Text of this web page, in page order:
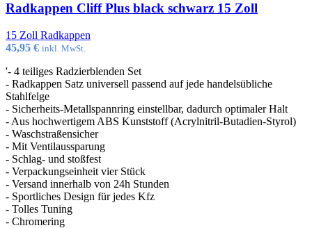
Radkappen Cliff Plus black schwarz 15 Zoll
15 Zoll Radkappen
45,95 € inkl. MwSt.
'- 4 teiliges Radzierblenden Set
- Radkappen Satz universell passend auf jede handelsübliche
Stahlfelge
- Sicherheits-Metallspannring einstellbar, dadurch optimaler Halt
- Aus hochwertigem ABS Kunststoff (Acrylnitril-Butadien-Styrol)
- Waschstraßensicher
- Mit Ventilaussparung
- Schlag- und stoßfest
- Verpackungseinheit vier Stück
- Versand innerhalb von 24h Stunden
- Sportliches Design für jedes Kfz
- Tolles Tuning
- Chromering